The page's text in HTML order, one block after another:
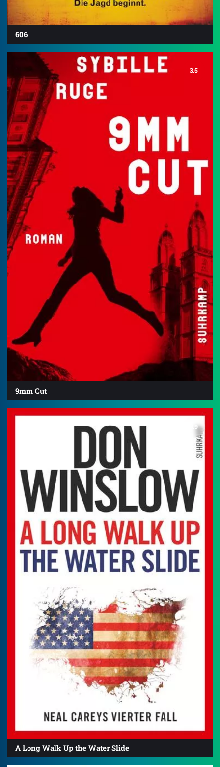
606
3.5
9mm Cut
3.9
A Long Walk Up the Water Slide